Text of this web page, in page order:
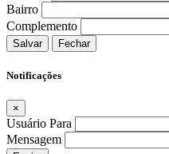
Bairro
Complemento
Salvar Fechar
Notificações
×
Usuário Para
Mensagem